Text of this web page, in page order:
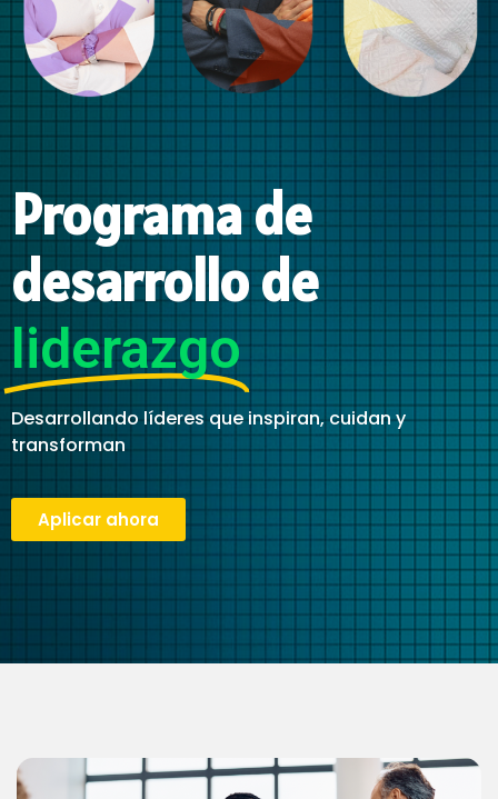
Programa de
desarrollo de
liderazgo
Desarrollando líderes que inspiran, cuidan y
transforman
Aplicar ahora